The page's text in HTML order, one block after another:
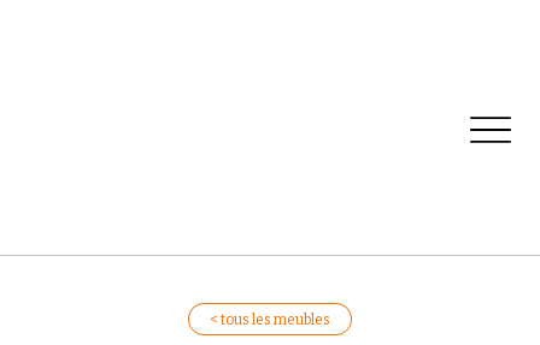
< tous les meubles